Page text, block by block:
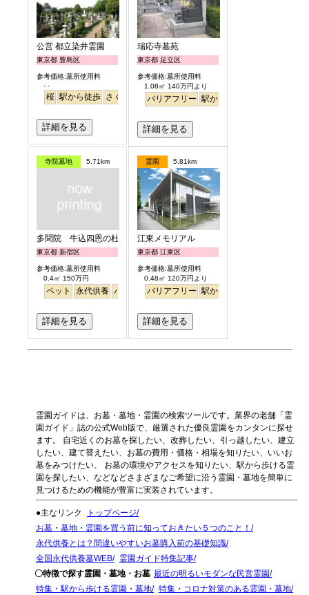
公営 都立染井霊園
東京都 豊島区
参考価格:墓所使用料
- -
桜 駅から徒歩 さくら
詳細を見る
瑞応寺墓苑
東京都 足立区
参考価格:墓所使用料
1.08㎡ 140万円より
バリアフリー 駅から徒歩
詳細を見る
寺院墓地 5.71km
多聞院 牛込四恩の杜
東京都 新宿区
参考価格:墓所使用料
0.4㎡ 150万円
ペット 永代供養 バリアフリー 駅から徒歩
詳細を見る
霊園 5.81km
江東メモリアル
東京都 江東区
参考価格:墓所使用料
0.48㎡ 120万円より
バリアフリー 駅から徒歩
詳細を見る
霊園ガイドは、お墓・墓地・霊園の検索ツールです。業界の老舗「霊
園ガイド」誌の公式Web版で、厳選された優良霊園をカンタンに探せ
ます。 自宅近くのお墓を探したい、改葬したい、引っ越したい、建立
したい、建て替えたい、お墓の費用・価格・相場を知りたい、いいお
墓をみつけたい、 お墓の環境やアクセスを知りたい、駅から歩ける霊
園を探したい、などなどさまざまなご希望に沿う霊園・墓地を簡単に
見つけるための機能が豊富に実装されています。
●主なリンク
トップページ
お墓・墓地・霊園を買う前に知っておきたい５つのこと！
永代供養とは？間違いやすいお墓購入前の基礎知識
全国永代供養墓WEB
霊園ガイド特集記事
〇特徴で探す霊園・墓地・お墓 最近の明るいモダンな民営霊園
特集・駅から歩ける霊園・墓地
特集・コロナ対策のある霊園・墓地